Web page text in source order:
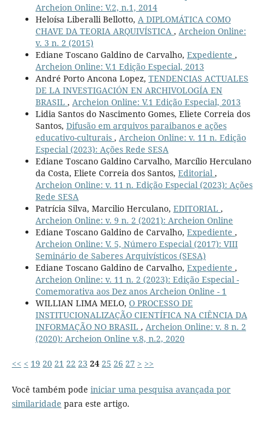
Archeion Online: V.2, n.1, 2014
Heloísa Liberalli Bellotto, A DIPLOMÁTICA COMO
CHAVE DA TEORIA ARQUIVÍSTICA , Archeion Online:
v. 3 n. 2 (2015)
Ediane Toscano Galdino de Carvalho, Expediente ,
Archeion Online: V.1 Edição Especial, 2013
André Porto Ancona Lopez, TENDENCIAS ACTUALES
DE LA INVESTIGACIÓN EN ARCHIVOLOGÍA EN
BRASIL , Archeion Online: V.1 Edição Especial, 2013
Lidia Santos do Nascimento Gomes, Eliete Correia dos
Santos, Difusão em arquivos paraibanos e ações
educativo-culturais , Archeion Online: v. 11 n. Edição
Especial (2023): Ações Rede SESA
Ediane Toscano Galdino Carvalho, Marcílio Herculano
da Costa, Eliete Correia dos Santos, Editorial ,
Archeion Online: v. 11 n. Edição Especial (2023): Ações
Rede SESA
Patrícia Silva, Marcilio Herculano, EDITORIAL ,
Archeion Online: v. 9 n. 2 (2021): Archeion Online
Ediane Toscano Galdino de Carvalho, Expediente ,
Archeion Online: V. 5, Número Especial (2017): VIII
Seminário de Saberes Arquivísticos (SESA)
Ediane Toscano Galdino de Carvalho, Expediente ,
Archeion Online: v. 11 n. 2 (2023): Edição Especial -
Comemorativa aos Dez anos Archeion Online - 1
WILLIAN LIMA MELO, O PROCESSO DE
INSTITUCIONALIZAÇÃO CIENTÍFICA NA CIÊNCIA DA
INFORMAÇÃO NO BRASIL , Archeion Online: v. 8 n. 2
(2020): Archeion Online v.8, n.2, 2020
<< < 19 20 21 22 23 24 25 26 27 > >>
Você também pode iniciar uma pesquisa avançada por
similaridade para este artigo.